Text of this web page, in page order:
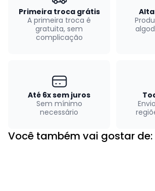
Primeira troca grátis
A primeira troca é
gratuita, sem
complicação
Até 6x sem juros
Sem mínimo
necessário
Você também vai gostar de: